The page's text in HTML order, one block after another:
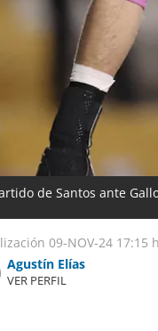
de Santos ante
09-NOV-24 17:15
Agustín Elías
VER PERFIL